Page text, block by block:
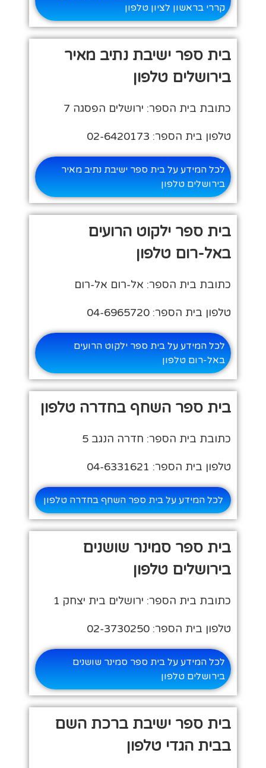
קררי בראשון לציון טלפון
בית ספר ישיבת נתיב מאיר
בירושלים טלפון
כתובת בית הספר: ירושלים הפסגה 7
טלפון בית הספר: 02-6420173
לכל המידע על בית ספר ישיבת נתיב מאיר
בירושלים טלפון
בית ספר ילקוט הרועים
באל-רום טלפון
כתובת בית הספר: אל-רום אל-רום
טלפון בית הספר: 04-6965720
לכל המידע על בית ספר ילקוט הרועים
באל-רום טלפון
בית ספר השחף בחדרה טלפון
כתובת בית הספר: חדרה הנגב 5
טלפון בית הספר: 04-6331621
לכל המידע על בית ספר השחף בחדרה טלפון
בית ספר סמינר שושנים
בירושלים טלפון
כתובת בית הספר: ירושלים בית יצחק 1
טלפון בית הספר: 02-3730250
לכל המידע על בית ספר סמינר שושנים
בירושלים טלפון
בית ספר ישיבת ברכת השם
בבית הגדי טלפון